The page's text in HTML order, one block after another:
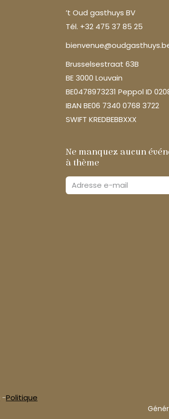
’t Oud gasthuys BV
Tél. +32 475 37 85 25
Brusselsestraat 63B
BE 3000 Louvain
BE0478973231 Peppol ID
IBAN BE06 7340 0768 3722
SWIFT KREDBEBBXXX
Ne manquez aucun
à thème
-Politique